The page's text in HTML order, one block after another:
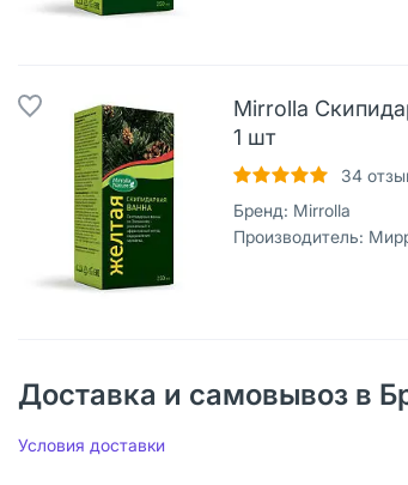
Mirrolla
1 шт
34
Бренд: Mirrolla
Производитель:
Доставка и самовывоз в
Условия доставки